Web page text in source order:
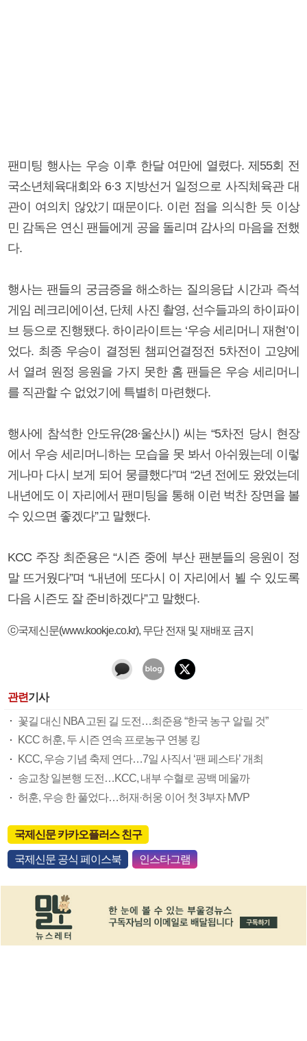
팬미팅 행사는 우승 이후 한달 여만에 열렸다. 제55회 전
국소년체육대회와 6·3 지방선거 일정으로 사직체육관 대
관이 여의치 않았기 때문이다. 이런 점을 의식한 듯 이상
민 감독은 연신 팬들에게 공을 돌리며 감사의 마음을 전했
다.
행사는 팬들의 궁금증을 해소하는 질의응답 시간과 즉석
게임 레크리에이션, 단체 사진 촬영, 선수들과의 하이파이
브 등으로 진행됐다. 하이라이트는 ‘우승 세리머니 재현’이
었다. 최종 우승이 결정된 챔피언결정전 5차전이 고양에
서 열려 원정 응원을 가지 못한 홈 팬들은 우승 세리머니
를 직관할 수 없었기에 특별히 마련했다.
행사에 참석한 안도유(28·울산시) 씨는 “5차전 당시 현장
에서 우승 세리머니하는 모습을 못 봐서 아쉬웠는데 이렇
게나마 다시 보게 되어 뭉클했다”며 “2년 전에도 왔었는데
내년에도 이 자리에서 팬미팅을 통해 이런 벅찬 장면을 볼
수 있으면 좋겠다”고 말했다.
KCC 주장 최준용은 “시즌 중에 부산 팬분들의 응원이 정
말 뜨거웠다”며 “내년에 또다시 이 자리에서 뵐 수 있도록
다음 시즌도 잘 준비하겠다”고 말했다.
ⓒ국제신문(www.kookje.co.kr), 무단 전재 및 재배포 금지
관련기사
꽃길 대신 NBA 고된 길 도전…최준용 “한국 농구 알릴 것”
KCC 허훈, 두 시즌 연속 프로농구 연봉 킹
KCC, 우승 기념 축제 연다…7일 사직서 ‘팬 페스타’ 개최
송교창 일본행 도전…KCC, 내부 수혈로 공백 메울까
허훈, 우승 한 풀었다…허재·허웅 이어 첫 3부자 MVP
국제신문 카카오플러스 친구
국제신문 공식 페이스북 인스타그램